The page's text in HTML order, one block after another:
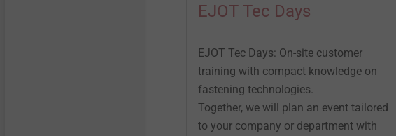
EJOT Tec Days
EJOT Tec Days: On-site customer
training with compact knowledge on
fastening technologies.
Together, we will plan an event tailored
to your company or department with